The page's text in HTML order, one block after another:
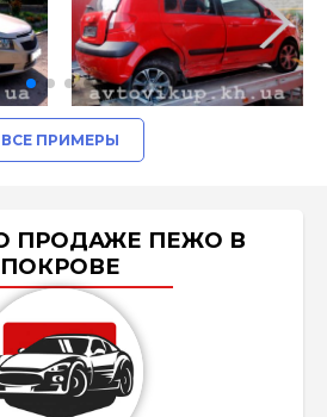
ВСЕ ПРИМЕРЫ
ПРОДАЖЕ ПЕЖО В
ПОКРОВЕ